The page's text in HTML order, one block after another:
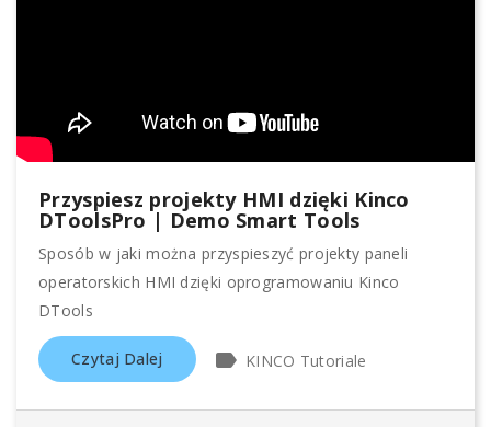
Przyspiesz projekty HMI dzięki Kinco
DToolsPro | Demo Smart Tools
Sposób w jaki można przyspieszyć projekty paneli
operatorskich HMI dzięki oprogramowaniu Kinco
DTools
Czytaj Dalej label KINCO Tutoriale